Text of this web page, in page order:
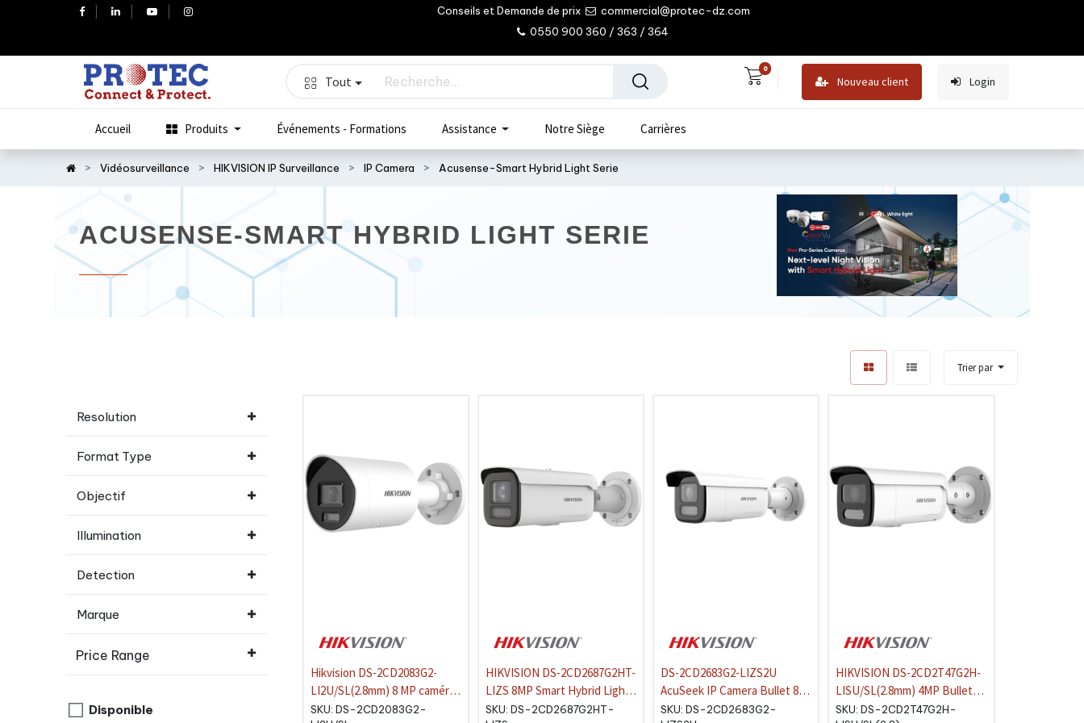
Conseils et Demande de prix
commercial@protec-dz.com
0550 900 360 / 363 / 364
Tout
0
Nouveau client Login
Accueil Produits Événements - Formations Assistance Notre Siège Carrières
Vidéosurveillance HIKVISION IP Surveillance IP Camera Acusense-Smart Hybrid Light Serie
ACUSENSE-SMART HYBRID LIGHT SERIE
Trier par
Resolution
Format Type
Objectif
Illumination
Detection
Marque
Price Range
Disponible
Hikvision DS-2CD2083G2-
LI2U/SL(2.8mm) 8 MP caméra
IP Bullet avec Acusense et
SKU: DS-2CD2083G2-
HIKVISION DS-2CD2687G2HT-
LIZS 8MP Smart Hybrid Light
+ColorVu Motorized 2.8-
SKU: DS-2CD2687G2HT-
DS-2CD2683G2-LIZS2U
AcuSeek IP Camera Bullet 8
MP Acusense Smart Hybrid
SKU: DS-2CD2683G2-
HIKVISION DS-2CD2T47G2H-
LISU/SL(2.8mm) 4MP Bullet
2.8mm ColorVu Hybrid Light IA
SKU: DS-2CD2T47G2H-